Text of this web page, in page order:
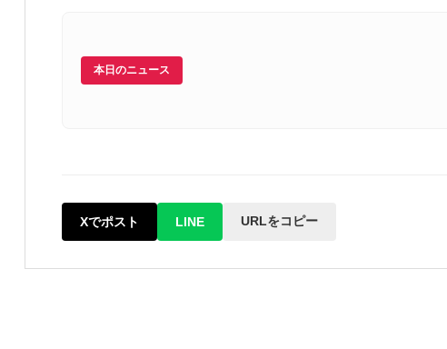
本日のニュース
Xでポスト LINE URLをコピー